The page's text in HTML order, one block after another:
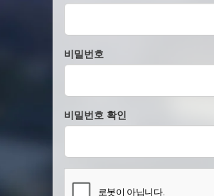
비밀번호
비밀번호 확인